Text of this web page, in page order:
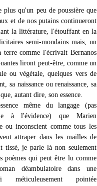
qu'un peu de poussière que
et de nos putains continueront
la littérature, l'étouffant en la
semi-mondains mais, un
comme l'écrivait Bernanos
liront peut-être, comme un
ou végétale, quelques vers de
sa naissance ou renaissance, sa
autant dire, son essence.
même du langage (pas
à l'évidence) que Marien
ou inconscient comme tous les
attraper dans les mailles de
tissé, je parle là non seulement
poèmes qui peut être lu comme
déambulatoire dans une
méticuleusement pointée